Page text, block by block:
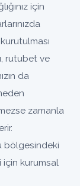
için
rutubet ve
da
zamanla
bölgesindeki
için kurumsal